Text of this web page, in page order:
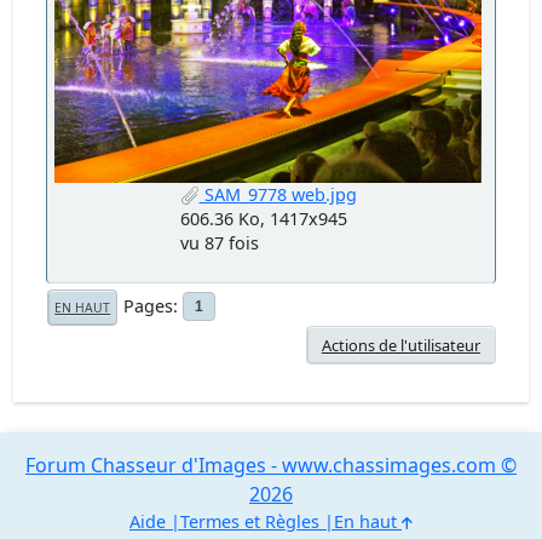
SAM_9778 web.jpg
606.36 Ko, 1417x945
vu 87 fois
EN HAUT Pages 1
Actions de l'utilisateur
Forum Chasseur d'Images - www.chassimages.com ©
2026
Aide Termes et Règles En haut